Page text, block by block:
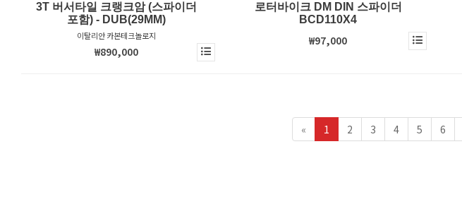
3T 버서타일 크랭크암 (스파이더
포함) - DUB(29MM)
이탈리안 카본테크놀로지
₩890,000
로터바이크 DM DIN 스파이더
BCD110X4
₩97,000
« 1 2 3 4 5 6